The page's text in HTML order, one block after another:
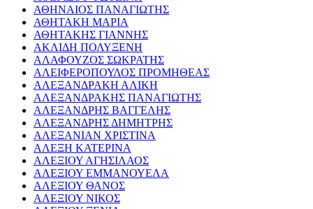
ΑΘΗΝΑΙΟΣ ΠΑΝΑΓΙΩΤΗΣ
ΑΘΗΤΑΚΗ ΜΑΡΙΑ
ΑΘΗΤΑΚΗΣ ΓΙΑΝΝΗΣ
ΑΚΛΙΔΗ ΠΟΛΥΞΕΝΗ
ΑΛΑΦΟΥΖΟΣ ΣΩΚΡΑΤΗΣ
ΑΛΕΙΦΕΡΟΠΟΥΛΟΣ ΠΡΟΜΗΘΕΑΣ
ΑΛΕΞΑΝΔΡΑΚΗ ΑΛΙΚΗ
ΑΛΕΞΑΝΔΡΑΚΗΣ ΠΑΝΑΓΙΩΤΗΣ
ΑΛΕΞΑΝΔΡΗΣ ΒΑΓΓΕΛΗΣ
ΑΛΕΞΑΝΔΡΗΣ ΔΗΜΗΤΡΗΣ
ΑΛΕΞΑΝΙΑΝ ΧΡΙΣΤΙΝΑ
ΑΛΕΞΗ ΚΑΤΕΡΙΝΑ
ΑΛΕΞΙΟΥ ΑΓΗΣΙΛΑΟΣ
ΑΛΕΞΙΟΥ ΕΜΜΑΝΟΥΕΛΑ
ΑΛΕΞΙΟΥ ΘΑΝΟΣ
ΑΛΕΞΙΟΥ ΝΙΚΟΣ